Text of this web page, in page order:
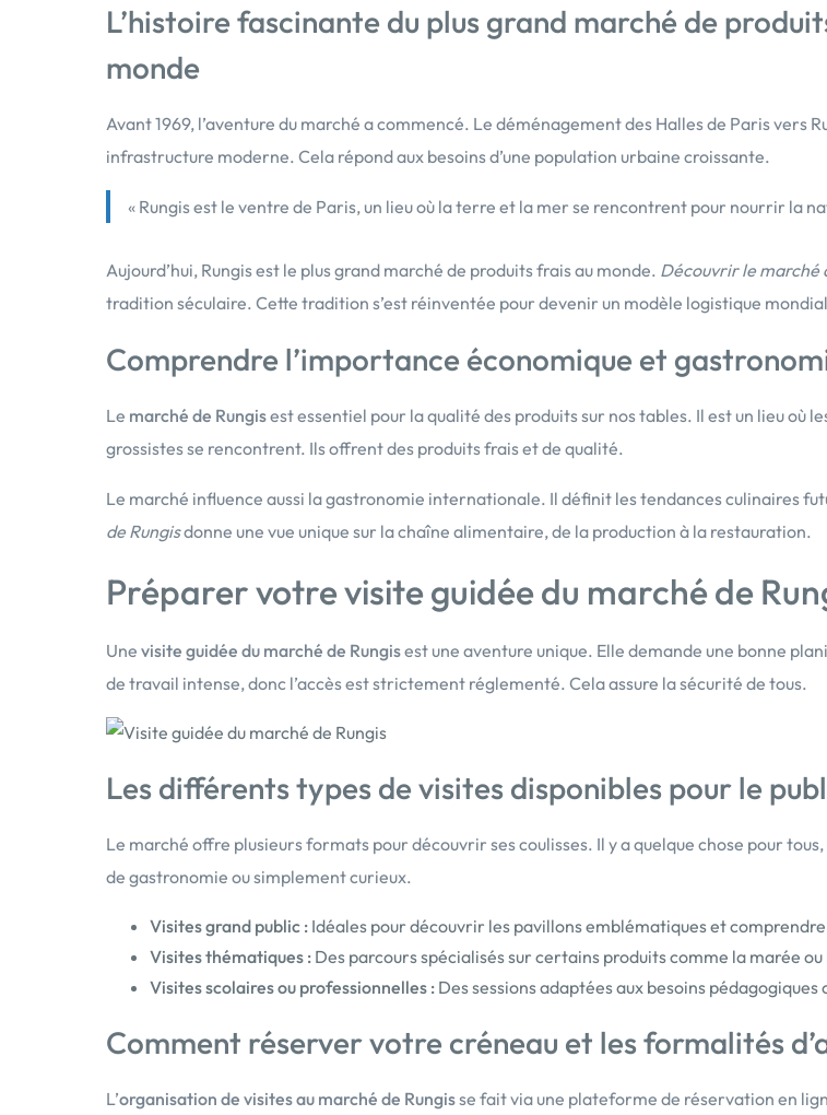
L’histoire fascinante du plus grand marché de
monde
Avant 1969, l’aventure du marché a commencé. Le déménagement des Halles de Paris vers
infrastructure moderne. Cela répond aux besoins d’une population urbaine croissante.
« Rungis est le ventre de Paris, un lieu où la terre et la mer se rencontrent pour nourrir la
Aujourd’hui, Rungis est le plus grand marché de produits frais au monde. Découvrir le marché
tradition séculaire. Cette tradition s’est réinventée pour devenir un modèle logistique
Comprendre l’importance économique et
Le marché de Rungisest essentiel pour la qualité des produits sur nos tables. Il est un lieu où
grossistes se rencontrent. Ils offrent des produits frais et de qualité.
Le marché influence aussi la gastronomie internationale. Il définit les tendances culinaires
de Rungisdonne une vue unique sur la chaîne alimentaire, de la production à la restauration.
Préparer votre visite guidée du marché de
Une visite guidée du marché de Rungisest une aventure unique. Elle demande une bonne
de travail intense, donc l’accès est strictement réglementé. Cela assure la sécurité de tous.
Les différents types de visites disponibles pour le
Le marché offre plusieurs formats pour découvrir ses coulisses. Il y a quelque chose pour tous,
de gastronomie ou simplement curieux.
Visites grand public : Idéales pour découvrir les pavillons emblématiques et
Visites thématiques : Des parcours spécialisés sur certains produits comme la marée
Visites scolaires ou professionnelles : Des sessions adaptées aux besoins pédagogiques
Comment réserver votre créneau et les formalités
L’organisation de visites au marché de Rungisse fait via une plateforme de réservation en